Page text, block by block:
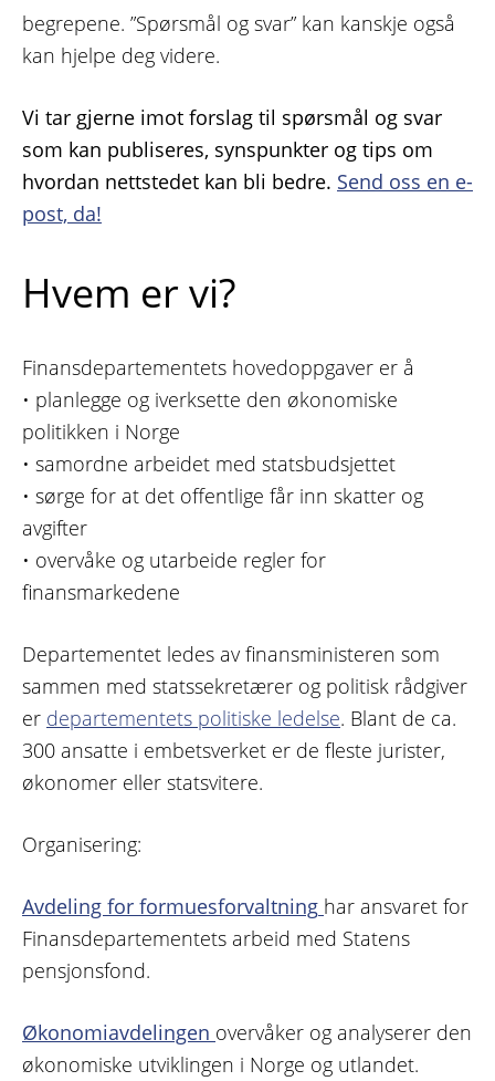
begrepene. ”Spørsmål og svar” kan kanskje også
kan hjelpe deg videre.
Vi tar gjerne imot forslag til spørsmål og svar
som kan publiseres, synspunkter og tips om
hvordan nettstedet kan bli bedre. Send oss en e-
post, da!
Hvem er vi?
Finansdepartementets hovedoppgaver er å
• planlegge og iverksette den økonomiske
politikken i Norge
• samordne arbeidet med statsbudsjettet
• sørge for at det offentlige får inn skatter og
avgifter
• overvåke og utarbeide regler for
finansmarkedene
Departementet ledes av finansministeren som
sammen med statssekretærer og politisk rådgiver
er departementets politiske ledelse. Blant de ca.
300 ansatte i embetsverket er de fleste jurister,
økonomer eller statsvitere.
Organisering:
Avdeling for formuesforvaltning har ansvaret for
Finansdepartementets arbeid med Statens
pensjonsfond.
Økonomiavdelingen overvåker og analyserer den
økonomiske utviklingen i Norge og utlandet.